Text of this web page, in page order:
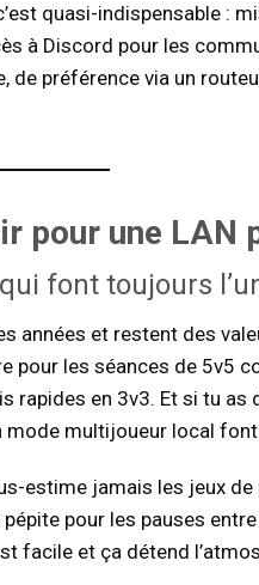
quasi-indispensable :
à Discord pour les
de préférence via un
pour une LAN
font toujours
années et restent des
pour les séances de 5v5
rapides en 3v3. Et si tu
mode multijoueur local
estime jamais les jeux
pour les pauses
facile et ça détend